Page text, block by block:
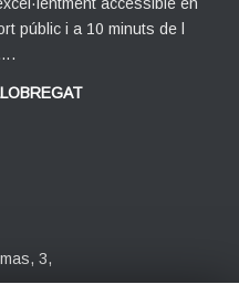
accessible en
públic i a 10 minuts de l
3,